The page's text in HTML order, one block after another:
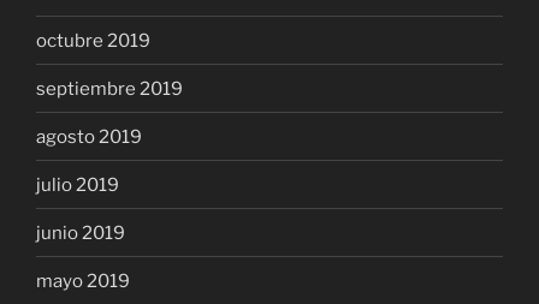
octubre 2019
septiembre 2019
agosto 2019
julio 2019
junio 2019
mayo 2019